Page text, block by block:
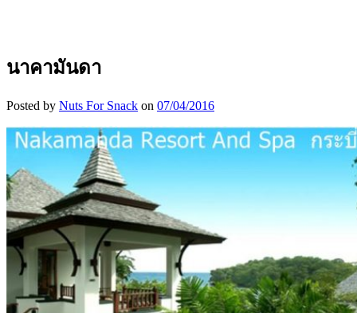
นาคามันดา
Posted by Nuts For Snack on 07/04/2016